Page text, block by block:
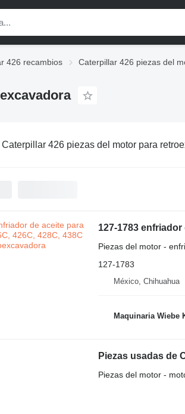
426 recambios Caterpillar 426 piezas del
Caterpillar 426 piezas del motor para
127-1783
Piezas del motor -
127-1783
México, Chihuahua
Maquinaria Wiebe
Piezas del motor -